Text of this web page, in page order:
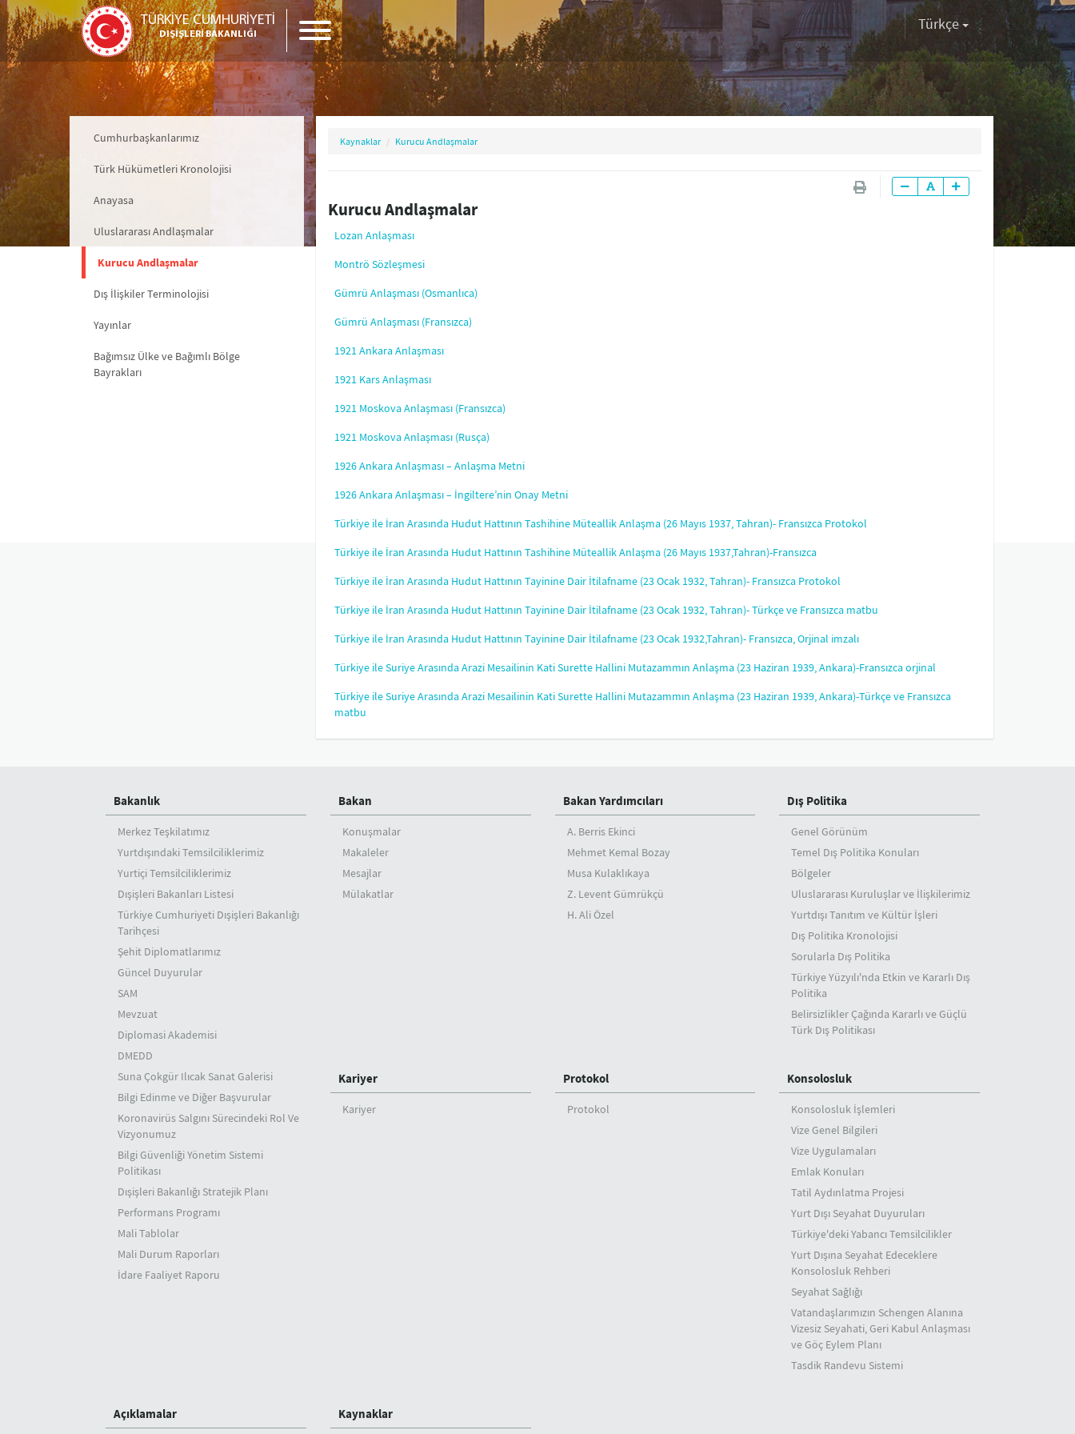
TÜRKİYE CUMHURİYETİ
DIŞİŞLERİ BAKANLIĞI
Türkçe
Cumhurbaşkanlarımız
Türk Hükümetleri Kronolojisi
Anayasa
Uluslararası Andlaşmalar
Kurucu Andlaşmalar
Dış İlişkiler Terminolojisi
Yayınlar
Bağımsız Ülke ve Bağımlı Bölge
Bayrakları
Kaynaklar Kurucu Andlaşmalar
Kurucu Andlaşmalar
Lozan Anlaşması
Montrö Sözleşmesi
Gümrü Anlaşması (Osmanlıca)
Gümrü Anlaşması (Fransızca)
1921 Ankara Anlaşması
1921 Kars Anlaşması
1921 Moskova Anlaşması (Fransızca)
1921 Moskova Anlaşması (Rusça)
1926 Ankara Anlaşması – Anlaşma Metni
1926 Ankara Anlaşması – İngiltere’nin Onay Metni
Türkiye ile İran Arasında Hudut Hattının Tashihine Müteallik Anlaşma (26 Mayıs 1937, Tahran)- Fransızca Protokol
Türkiye ile İran Arasında Hudut Hattının Tashihine Müteallik Anlaşma (26 Mayıs 1937,Tahran)-Fransızca
Türkiye ile İran Arasında Hudut Hattının Tayinine Dair İtilafname (23 Ocak 1932, Tahran)- Fransızca Protokol
Türkiye ile İran Arasında Hudut Hattının Tayinine Dair İtilafname (23 Ocak 1932, Tahran)- Türkçe ve Fransızca matbu
Türkiye ile İran Arasında Hudut Hattının Tayinine Dair İtilafname (23 Ocak 1932,Tahran)- Fransızca, Orjinal imzalı
Türkiye ile Suriye Arasında Arazi Mesailinin Kati Surette Hallini Mutazammın Anlaşma (23 Haziran 1939, Ankara)-Fransızca orjinal
Türkiye ile Suriye Arasında Arazi Mesailinin Kati Surette Hallini Mutazammın Anlaşma (23 Haziran 1939, Ankara)-Türkçe ve Fransızca
matbu
Bakanlık
Merkez Teşkilatımız
Yurtdışındaki Temsilciliklerimiz
Yurtiçi Temsilciliklerimiz
Dışişleri Bakanları Listesi
Türkiye Cumhuriyeti Dışişleri Bakanlığı
Tarihçesi
Şehit Diplomatlarımız
Güncel Duyurular
SAM
Mevzuat
Diplomasi Akademisi
DMEDD
Suna Çokgür Ilıcak Sanat Galerisi
Bilgi Edinme ve Diğer Başvurular
Koronavirüs Salgını Sürecindeki Rol Ve
Vizyonumuz
Bilgi Güvenliği Yönetim Sistemi
Politikası
Dışişleri Bakanlığı Stratejik Planı
Performans Programı
Mali Tablolar
Mali Durum Raporları
İdare Faaliyet Raporu
Bakan
Konuşmalar
Makaleler
Mesajlar
Mülakatlar
Bakan Yardımcıları
A. Berris Ekinci
Mehmet Kemal Bozay
Musa Kulaklıkaya
Z. Levent Gümrükçü
H. Ali Özel
Dış Politika
Genel Görünüm
Temel Dış Politika Konuları
Bölgeler
Uluslararası Kuruluşlar ve İlişkilerimiz
Yurtdışı Tanıtım ve Kültür İşleri
Dış Politika Kronolojisi
Sorularla Dış Politika
Türkiye Yüzyılı'nda Etkin ve Kararlı Dış
Politika
Belirsizlikler Çağında Kararlı ve Güçlü
Türk Dış Politikası
Kariyer
Kariyer
Protokol
Protokol
Konsolosluk
Konsolosluk İşlemleri
Vize Genel Bilgileri
Vize Uygulamaları
Emlak Konuları
Tatil Aydınlatma Projesi
Yurt Dışı Seyahat Duyuruları
Türkiye'deki Yabancı Temsilcilikler
Yurt Dışına Seyahat Edeceklere
Konsolosluk Rehberi
Seyahat Sağlığı
Vatandaşlarımızın Schengen Alanına
Vizesiz Seyahati, Geri Kabul Anlaşması
ve Göç Eylem Planı
Tasdik Randevu Sistemi
Açıklamalar Kaynaklar